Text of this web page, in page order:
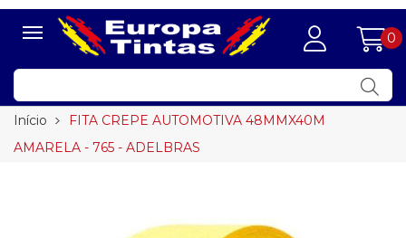
0
Início
FITA CREPE AUTOMOTIVA 48MMX40M
AMARELA - 765 - ADELBRAS